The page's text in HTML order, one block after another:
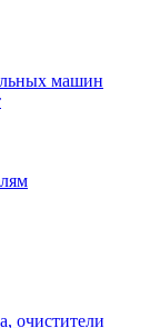
машин
очистители